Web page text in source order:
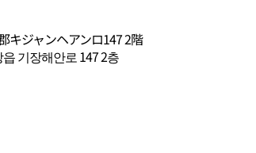
キジャンヘアンロ147 2階
기장해안로 147 2층